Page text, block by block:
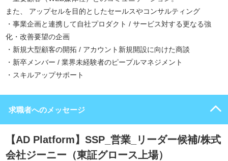
また、 アップセルを目的としたセールスやコンサルティング
・事業企画と連携して自社プロダクト / サービス対する更なる強
化・改善要望の企画
・新規大型顧客の開拓 / アカウント新規開設に向けた商談
・新卒メンバー / 業界未経験者のピープルマネジメント
・スキルアップサポート
求職者へのメッセージ
【AD Platform】SSP_営業_リーダー候補/株式
会社ジーニー（東証グロース上場）